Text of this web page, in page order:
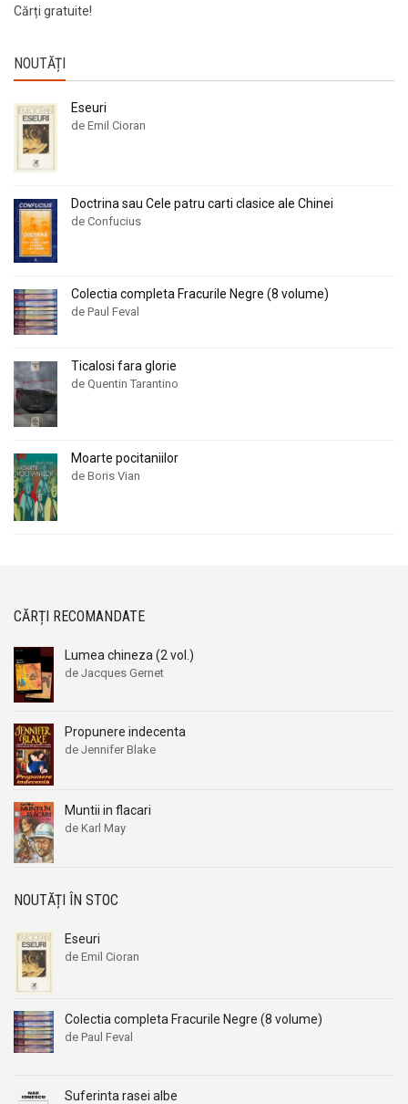
Cărți gratuite!
NOUTĂȚI
Eseuri
de Emil Cioran
Doctrina sau Cele patru carti clasice ale Chinei
de Confucius
Colectia completa Fracurile Negre (8 volume)
de Paul Feval
Ticalosi fara glorie
de Quentin Tarantino
Moarte pocitaniilor
de Boris Vian
CĂRȚI RECOMANDATE
Lumea chineza (2 vol.)
de Jacques Gernet
Propunere indecenta
de Jennifer Blake
Muntii in flacari
de Karl May
NOUTĂȚI ÎN STOC
Eseuri
de Emil Cioran
Colectia completa Fracurile Negre (8 volume)
de Paul Feval
Suferinta rasei albe